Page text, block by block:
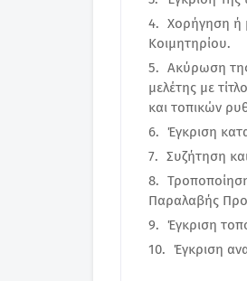
Χορήγηση ή
Κοιμητηρίου.
Ακύρωση
μελέτης με
και τοπικών
Έγκριση
Συζήτηση
Παραλαβής
Έγκριση
Έγκριση